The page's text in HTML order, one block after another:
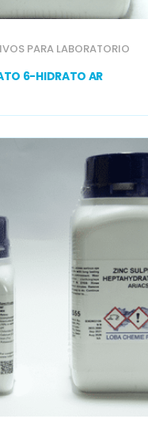
PARA LABORATORIO
6-HIDRATO AR